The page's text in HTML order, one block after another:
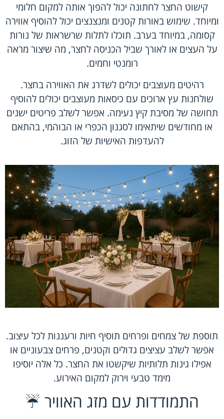
קישוט החצר לחתונה יכול להפוך אותה למקום חלומי
ומיוחד. שימוש באורות קטנים ומנצנצים יכול להוסיף אווירה
קסומה, במיוחד בערב. תוכלו לתלות שרשראות של נורות
על העצים או לאורך שביל הכניסה לחצר, מה שיצור מראה
רומנטי וחמים.
רהיטים מעוצבים יכולים לשדרג את האווירה בחצר.
שולחנות עץ ארוכים עם כיסאות מעוצבים יכולים להוסיף
תחושה של מסיבת קיץ נעימה. אפשר לשלב פריטים ישנים
או מחודשים שיתאימו לסגנון הכפרי או הבוהמי, בהתאם
להעדפות האישיות של הזוג.
תוספת של צמחים ופרחים תוסיף חיות ורעננות לכל עיצוב.
אפשר לשלב עציצים גדולים וקטנים, פרחים צבעוניים או
אפילו גינות תלותיות שיקשטו את החצר. כל אלה יוסיפו
מימד טבעי וירוק למקום האירוע.
התמודדות עם מזג האוויר ☔